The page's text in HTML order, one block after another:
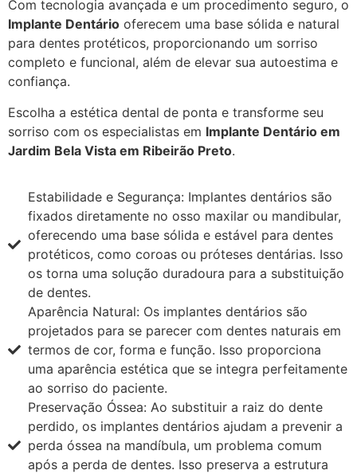
Com tecnologia avançada e um procedimento seguro, o
Implante Dentário oferecem uma base sólida e natural
para dentes protéticos, proporcionando um sorriso
completo e funcional, além de elevar sua autoestima e
confiança.
Escolha a estética dental de ponta e transforme seu
sorriso com os especialistas em Implante Dentário em
Jardim Bela Vista em Ribeirão Preto.
Estabilidade e Segurança: Implantes dentários são
fixados diretamente no osso maxilar ou mandibular,
oferecendo uma base sólida e estável para dentes
protéticos, como coroas ou próteses dentárias. Isso
os torna uma solução duradoura para a substituição
de dentes.
Aparência Natural: Os implantes dentários são
projetados para se parecer com dentes naturais em
termos de cor, forma e função. Isso proporciona
uma aparência estética que se integra perfeitamente
ao sorriso do paciente.
Preservação Óssea: Ao substituir a raiz do dente
perdido, os implantes dentários ajudam a prevenir a
perda óssea na mandíbula, um problema comum
após a perda de dentes. Isso preserva a estrutura